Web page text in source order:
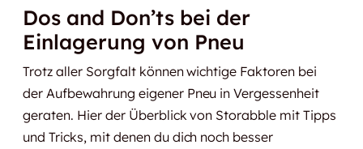
Dos and Don’ts bei der
Einlagerung von Pneu
Trotz aller Sorgfalt können wichtige Faktoren bei
der Aufbewahrung eigener Pneu in Vergessenheit
geraten. Hier der Überblick von Storabble mit Tipps
und Tricks, mit denen du dich noch besser